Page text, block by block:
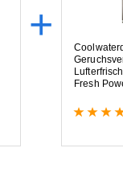
+ Coo water
Geruchsve
Lufterfrisch
Fresh Pow